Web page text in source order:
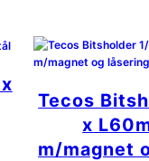
Tecos
x
m/magnet